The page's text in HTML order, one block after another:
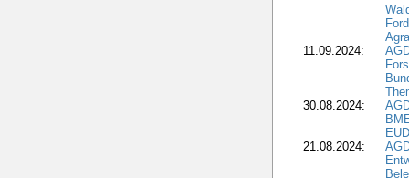
11.09.2024:
30.08.2024:
21.08.2024: